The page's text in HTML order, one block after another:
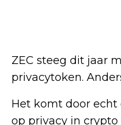
ZEC steeg dit jaar
privacytoken.
Het komt door
op privacy in crypto